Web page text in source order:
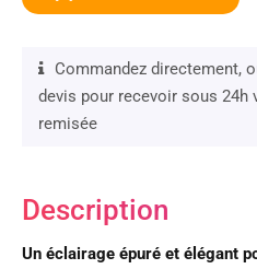
Commandez directement,
devis pour recevoir sous
remisée
Description
Un éclairage épuré et élégant